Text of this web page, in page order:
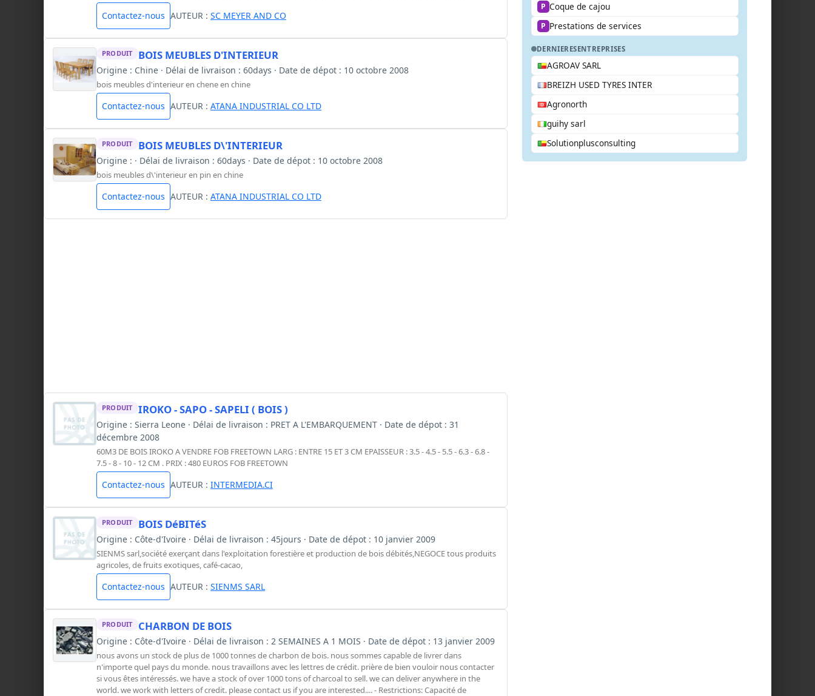
Contactez-nous AUTEUR : SC MEYER AND CO
PRODUIT BOIS MEUBLES D'INTERIEUR
Origine : Chine · Délai de livraison : 60days · Date de dépot : 10 octobre 2008
bois meubles d'interieur en chene en chine
Contactez-nous AUTEUR : ATANA INDUSTRIAL CO LTD
PRODUIT BOIS MEUBLES D\'INTERIEUR
Origine : · Délai de livraison : 60days · Date de dépot : 10 octobre 2008
bois meubles d\'interieur en pin en chine
Contactez-nous AUTEUR : ATANA INDUSTRIAL CO LTD
PRODUIT IROKO - SAPO - SAPELI ( BOIS )
Origine : Sierra Leone · Délai de livraison : PRET A L'EMBARQUEMENT · Date de dépot : 31
décembre 2008
60M3 DE BOIS IROKO A VENDRE FOB FREETOWN LARG : ENTRE 15 ET 3 CM EPAISSEUR : 3.5 - 4.5 - 5.5 - 6.3 - 6.8 -
7.5 - 8 - 10 - 12 CM . PRIX : 480 EUROS FOB FREETOWN
Contactez-nous AUTEUR : INTERMEDIA.CI
PRODUIT BOIS DéBITéS
Origine : Côte-d'Ivoire · Délai de livraison : 45jours · Date de dépot : 10 janvier 2009
SIENMS sarl,société exerçant dans l'exploitation forestière et production de bois débités,NEGOCE tous produits
agricoles, de fruits exotiques, café-cacao,
Contactez-nous AUTEUR : SIENMS SARL
PRODUIT CHARBON DE BOIS
Origine : Côte-d'Ivoire · Délai de livraison : 2 SEMAINES A 1 MOIS · Date de dépot : 13 janvier 2009
nous avons un stock de plus de 1000 tonnes de charbon de bois. nous sommes capable de livrer dans
n'importe quel pays du monde. nous travaillons avec les lettres de crédit. prière de bien vouloir nous contacter
si vous êtes intéressés. we have a stock of over 1000 tons of charcoal to sell. we can deliver anywhere in the
world. we work with letters of credit. please contact us if you are interested.... - Restrictions: Capacité de
P Coque de cajou
P Prestations de services
DERNIERESENTREPRISES
AGROAV SARL
BREIZH USED TYRES INTER
Agronorth
guihy sarl
Solutionplusconsulting